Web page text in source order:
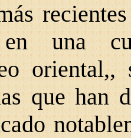
en una
que han